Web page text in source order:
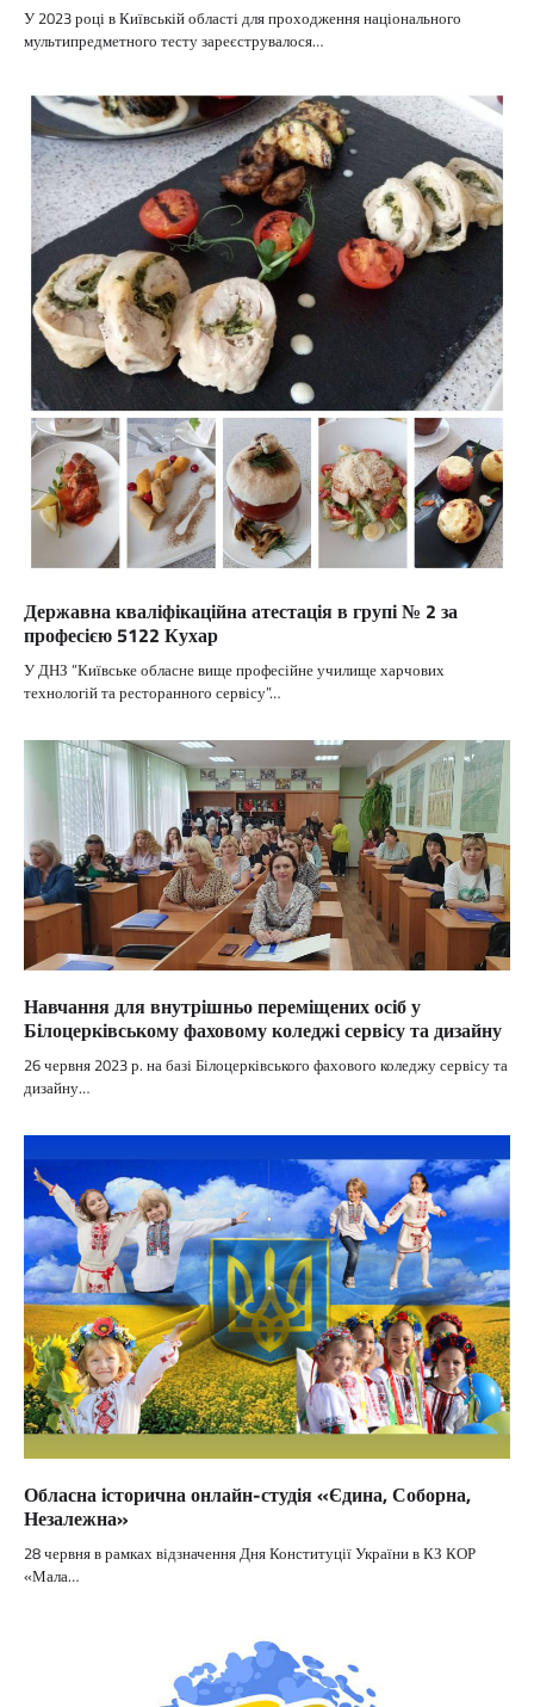
У 2023 році в Київській області для проходження національного
мультипредметного тесту зареєструвалося…
Державна кваліфікаційна атестація в групі № 2 за
професією 5122 Кухар
У ДНЗ “Київське обласне вище професійне училище харчових
технологій та ресторанного сервісу”…
Навчання для внутрішньо переміщених осіб у
Білоцерківському фаховому коледжі сервісу та дизайну
26 червня 2023 р. на базі Білоцерківського фахового коледжу сервісу та
дизайну…
Обласна історична онлайн-студія «Єдина, Соборна,
Незалежна»
28 червня в рамках відзначення Дня Конституції України в КЗ КОР
«Мала…